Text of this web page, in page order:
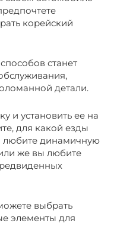
корейский
станет
детали.
и установить ее на
для какой езды
любите динамичную
же вы любите
выбрать
элементы для